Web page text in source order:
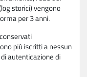
storici) vengono
per 3 anni.
più iscritti a nessun
autenticazione di